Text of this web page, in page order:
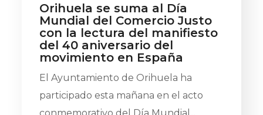
Orihuela se suma al Día
Mundial del Comercio Justo
con la lectura del manifiesto
del 40 aniversario del
movimiento en España
El Ayuntamiento de Orihuela ha
participado esta mañana en el acto